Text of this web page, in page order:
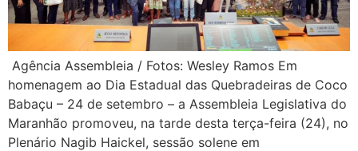
Agência Assembleia / Fotos: Wesley Ramos Em
homenagem ao Dia Estadual das Quebradeiras de Coco
Babaçu – 24 de setembro – a Assembleia Legislativa do
Maranhão promoveu, na tarde desta terça-feira (24), no
Plenário Nagib Haickel, sessão solene em